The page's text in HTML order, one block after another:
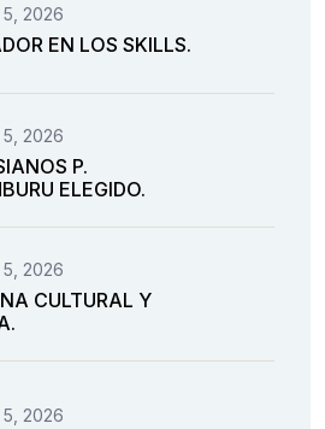
2026
EN LOS SKILLS.
2026
P.
ELEGIDO.
2026
CULTURAL Y
2026